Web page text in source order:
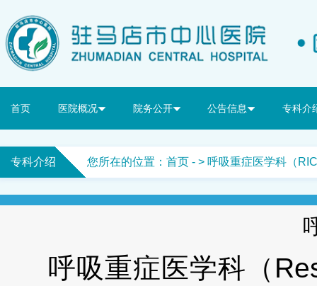
首页 医院概况 院务公开 公告信息 专科介
专科介绍 您所在的位置： 首页 - > 呼吸重症医学科（
呼吸重症医学科（